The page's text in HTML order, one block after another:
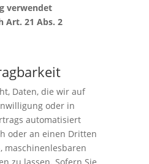
verwendet
Art. 21 Abs. 2
Daten, die wir auf
oder in
automatisiert
oder an einen Dritten
maschinenlesbaren